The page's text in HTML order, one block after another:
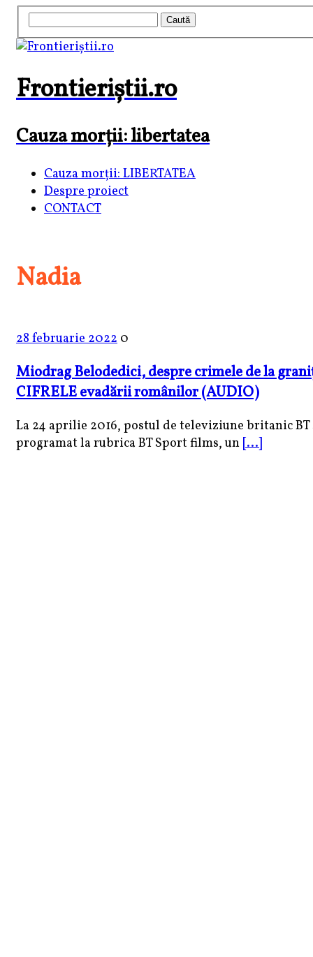
Frontieriștii.ro
Cauza morții: libertatea
Cauza morții: LIBERTATEA
Despre proiect
CONTACT
Nadia
28 februarie 2022 0
Miodrag Belodedici, despre crimele de la
CIFRELE evadării românilor (AUDIO)
La 24 aprilie 2016, postul de televiziune britanic
programat la rubrica BT Sport films, un [...]